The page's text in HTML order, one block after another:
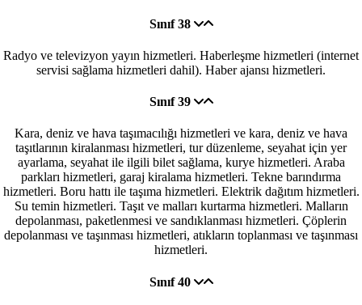
Sınıf 38
Radyo ve televizyon yayın hizmetleri. Haberleşme hizmetleri (internet
servisi sağlama hizmetleri dahil). Haber ajansı hizmetleri.
Sınıf 39
Kara, deniz ve hava taşımacılığı hizmetleri ve kara, deniz ve hava
taşıtlarının kiralanması hizmetleri, tur düzenleme, seyahat için yer
ayarlama, seyahat ile ilgili bilet sağlama, kurye hizmetleri. Araba
parkları hizmetleri, garaj kiralama hizmetleri. Tekne barındırma
hizmetleri. Boru hattı ile taşıma hizmetleri. Elektrik dağıtım hizmetleri.
Su temin hizmetleri. Taşıt ve malları kurtarma hizmetleri. Malların
depolanması, paketlenmesi ve sandıklanması hizmetleri. Çöplerin
depolanması ve taşınması hizmetleri, atıkların toplanması ve taşınması
hizmetleri.
Sınıf 40